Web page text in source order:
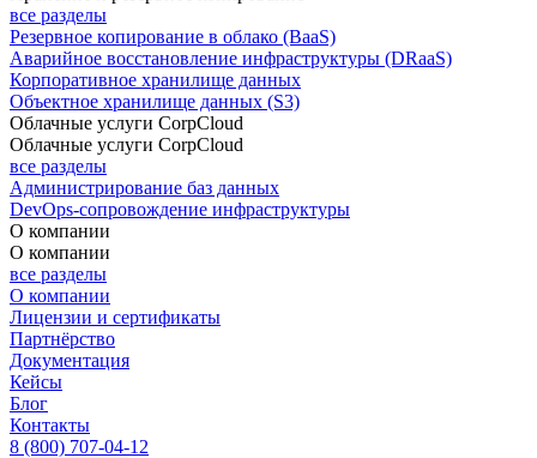
все разделы
Резервное копирование в облако (BaaS)
Аварийное восстановление инфраструктуры (DRaaS)
Корпоративное хранилище данных
Объектное хранилище данных (S3)
Облачные услуги CorpCloud
Облачные услуги CorpCloud
все разделы
Администрирование баз данных
DevOps-сопровождение инфраструктуры
О компании
О компании
все разделы
О компании
Лицензии и сертификаты
Партнёрство
Документация
Кейсы
Блог
Контакты
8 (800) 707-04-12